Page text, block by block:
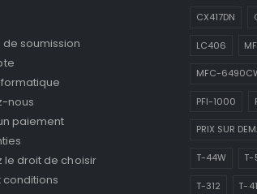
soumission
nous
paiement
le droit de choisir
conditions
CX417DN
LC406
MFC-
PFI-1000
PRIX SUR
T-44W T-
T-312 T-